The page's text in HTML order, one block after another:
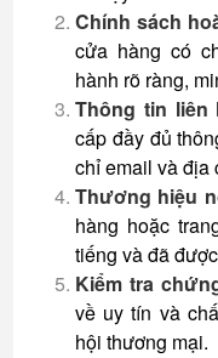
Chính sách
cửa hàng có
hành rõ ràng,
Thông tin liên
cấp đầy đủ
chỉ email và địa
Thương hiệu
hàng hoặc
tiếng và đã
Kiểm tra
về uy tín và
hội thương mại.